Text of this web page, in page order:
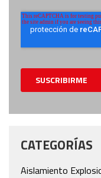
CATEGORÍAS
Aislamiento